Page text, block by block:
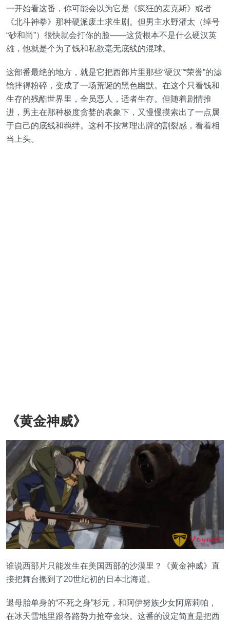
一开始看这番，你可能会以为它是《疯狂的麦克斯》或者
《北斗神拳》那种硬派废土求生剧。但男主水野灌太（绰号
“砂和尚”）很快就会打你的脸——这货根本不是什么硬汉英
雄，他就是个为了钱和私欲毫无底线的混球。
这部番最绝的地方，就是它把西部片里那些“硬汉”“荣誉”的滤
镜摔得粉碎，变成了一场荒诞的黑色幽默。在这个只看钱和
生存的残酷世界里，全员恶人，适者生存。但随着剧情推
进，男主在那种极度贪婪的表象下，又慢慢摸索出了一点属
于自己的底线和羁绊。这种不按常理出牌的割裂感，看着相
当上头。
《黄金神威》
谁说西部片只能发生在美国西部的沙漠里？《黄金神威》直
接把舞台搬到了20世纪初的日本北海道。
退母胎单身的“不死之身”杉元，和阿伊努族少女阿席莉帕，
在冰天雪地里跟各路势力抢夺金块。这番的设定简直是把西